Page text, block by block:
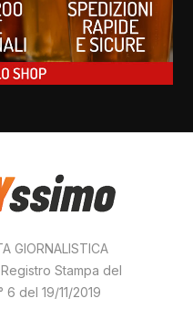
GIORNALISTICA
Stampa del
6 del 19/11/2019